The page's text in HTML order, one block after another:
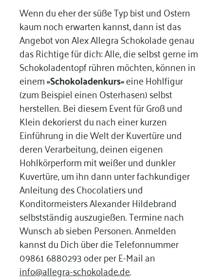
Wenn du eher der süße Typ bist und Ostern
kaum noch erwarten kannst, dann ist das
Angebot von Alex Allegra Schokolade genau
das Richtige für dich: Alle, die selbst gerne im
Schokoladentopf rühren möchten, können in
einem»Schokoladenkurs«eine Hohlfigur
(zum Beispiel einen Osterhasen) selbst
herstellen. Bei diesem Event für Groß und
Klein dekorierst du nach einer kurzen
Einführung in die Welt der Kuvertüre und
deren Verarbeitung, deinen eigenen
Hohlkörperform mit weißer und dunkler
Kuvertüre, um ihn dann unter fachkundiger
Anleitung des Chocolatiers und
Konditormeisters Alexander Hildebrand
selbstständig auszugießen. Termine nach
Wunsch ab sieben Personen. Anmelden
kannst du Dich über die Telefonnummer
09861 6880293 oder per E-Mail an
info@allegra-schokolade.de.